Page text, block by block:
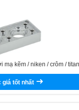
mạ kẽm / niken / crôm / titan
giá tốt nhất